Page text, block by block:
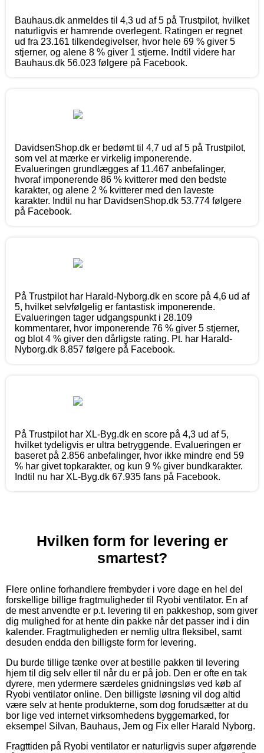
Bauhaus.dk anmeldes til 4,3 ud af 5 på Trustpilot, hvilket
naturligvis er hamrende overlegent. Ratingen er regnet
ud fra 23.161 tilkendegivelser, hvor hele 69 % giver 5
stjerner, og alene 8 % giver 1 stjerne. Indtil videre har
Bauhaus.dk 56.023 følgere på Facebook.
DavidsenShop.dk er bedømt til 4,7 ud af 5 på Trustpilot,
som vel at mærke er virkelig imponerende.
Evalueringen grundlægges af 11.467 anbefalinger,
hvoraf imponerende 86 % kvitterer med den bedste
karakter, og alene 2 % kvitterer med den laveste
karakter. Indtil nu har DavidsenShop.dk 53.774 følgere
på Facebook.
På Trustpilot har Harald-Nyborg.dk en score på 4,6 ud af
5, hvilket selvfølgelig er fantastisk imponerende.
Evalueringen tager udgangspunkt i 28.109
kommentarer, hvor imponerende 76 % giver 5 stjerner,
og blot 4 % giver den dårligste rating. Pt. har Harald-
Nyborg.dk 8.857 følgere på Facebook.
På Trustpilot har XL-Byg.dk en score på 4,3 ud af 5,
hvilket tydeligvis er ultra betryggende. Evalueringen er
baseret på 2.856 anbefalinger, hvor ikke mindre end 59
% har givet topkarakter, og kun 9 % giver bundkarakter.
Indtil nu har XL-Byg.dk 67.935 fans på Facebook.
Hvilken form for levering er
smartest?
Flere online forhandlere frembyder i vore dage en hel del
forskellige billige fragtmuligheder til Ryobi ventilator. En af
de mest anvendte er p.t. levering til en pakkeshop, som giver
dig mulighed for at hente din pakke når det passer ind i din
kalender. Fragtmuligheden er nemlig ultra fleksibel, samt
desuden endda den billigste form for levering.
Du burde tillige tænke over at bestille pakken til levering
hjem til dig selv eller til når du er på job. Den er ofte en tak
dyrere, men ydermere særdeles gnidningsløs ved køb af
Ryobi ventilator online. Den billigste løsning vil dog altid
være selv at hente produkterne, som dog forudsætter at du
bor lige ved internet virksomhedens byggemarked, for
eksempel Silvan, Bauhaus, Jem og Fix eller Harald Nyborg.
Fragttiden på Ryobi ventilator er naturligvis super afgørende